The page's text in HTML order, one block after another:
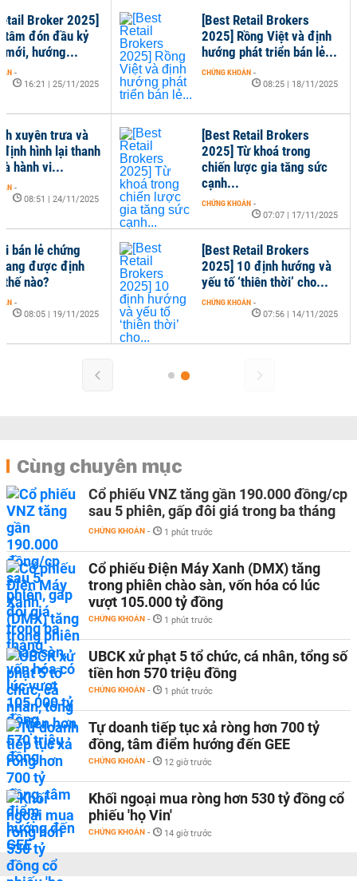
Broker 2025]
tâm đón đầu kỷ
mới, hướng...
-
16:21 | 25/11/2025
xuyên trưa và
hình lại thanh
hành vi...
-
08:51 | 24/11/2025
bán lẻ chứng
được định
nào?
-
08:05 | 19/11/2025
[Best Retail Brokers
2025] Rồng Việt và định
hướng phát triển bán lẻ...
CHỨNG KHOÁN -
08:25 | 18/11/2025
[Best Retail Brokers
2025] Từ khoá trong
chiến lược gia tăng sức
cạnh...
CHỨNG KHOÁN -
07:07 | 17/11/2025
[Best Retail Brokers
2025] 10 định hướng và
yếu tố ‘thiên thời’ cho...
CHỨNG KHOÁN -
07:56 | 14/11/2025
Cùng chuyên mục
Cổ phiếu VNZ tăng gần 190.000 đồng/cp
sau 5 phiên, gấp đôi giá trong ba tháng
CHỨNG KHOÁN - 1 phút trước
Cổ phiếu Điện Máy Xanh (DMX) tăng
trong phiên chào sàn, vốn hóa có lúc
vượt 105.000 tỷ đồng
CHỨNG KHOÁN - 1 phút trước
UBCK xử phạt 5 tổ chức, cá nhân, tổng số
tiền hơn 570 triệu đồng
CHỨNG KHOÁN - 1 phút trước
Tự doanh tiếp tục xả ròng hơn 700 tỷ
đồng, tâm điểm hướng đến GEE
CHỨNG KHOÁN - 12 giờ trước
Khối ngoại mua ròng hơn 530 tỷ đồng cổ
phiếu 'họ Vin'
CHỨNG KHOÁN - 14 giờ trước